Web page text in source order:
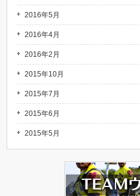
2016年5月
2016年4月
2016年2月
2015年10月
2015年7月
2015年6月
2015年5月